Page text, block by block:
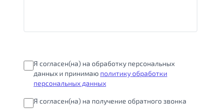
Я согласен(на) на обработку персональных
данных и принимаю политику обработки
персональных данных
Я согласен(на) на получение обратного звонка